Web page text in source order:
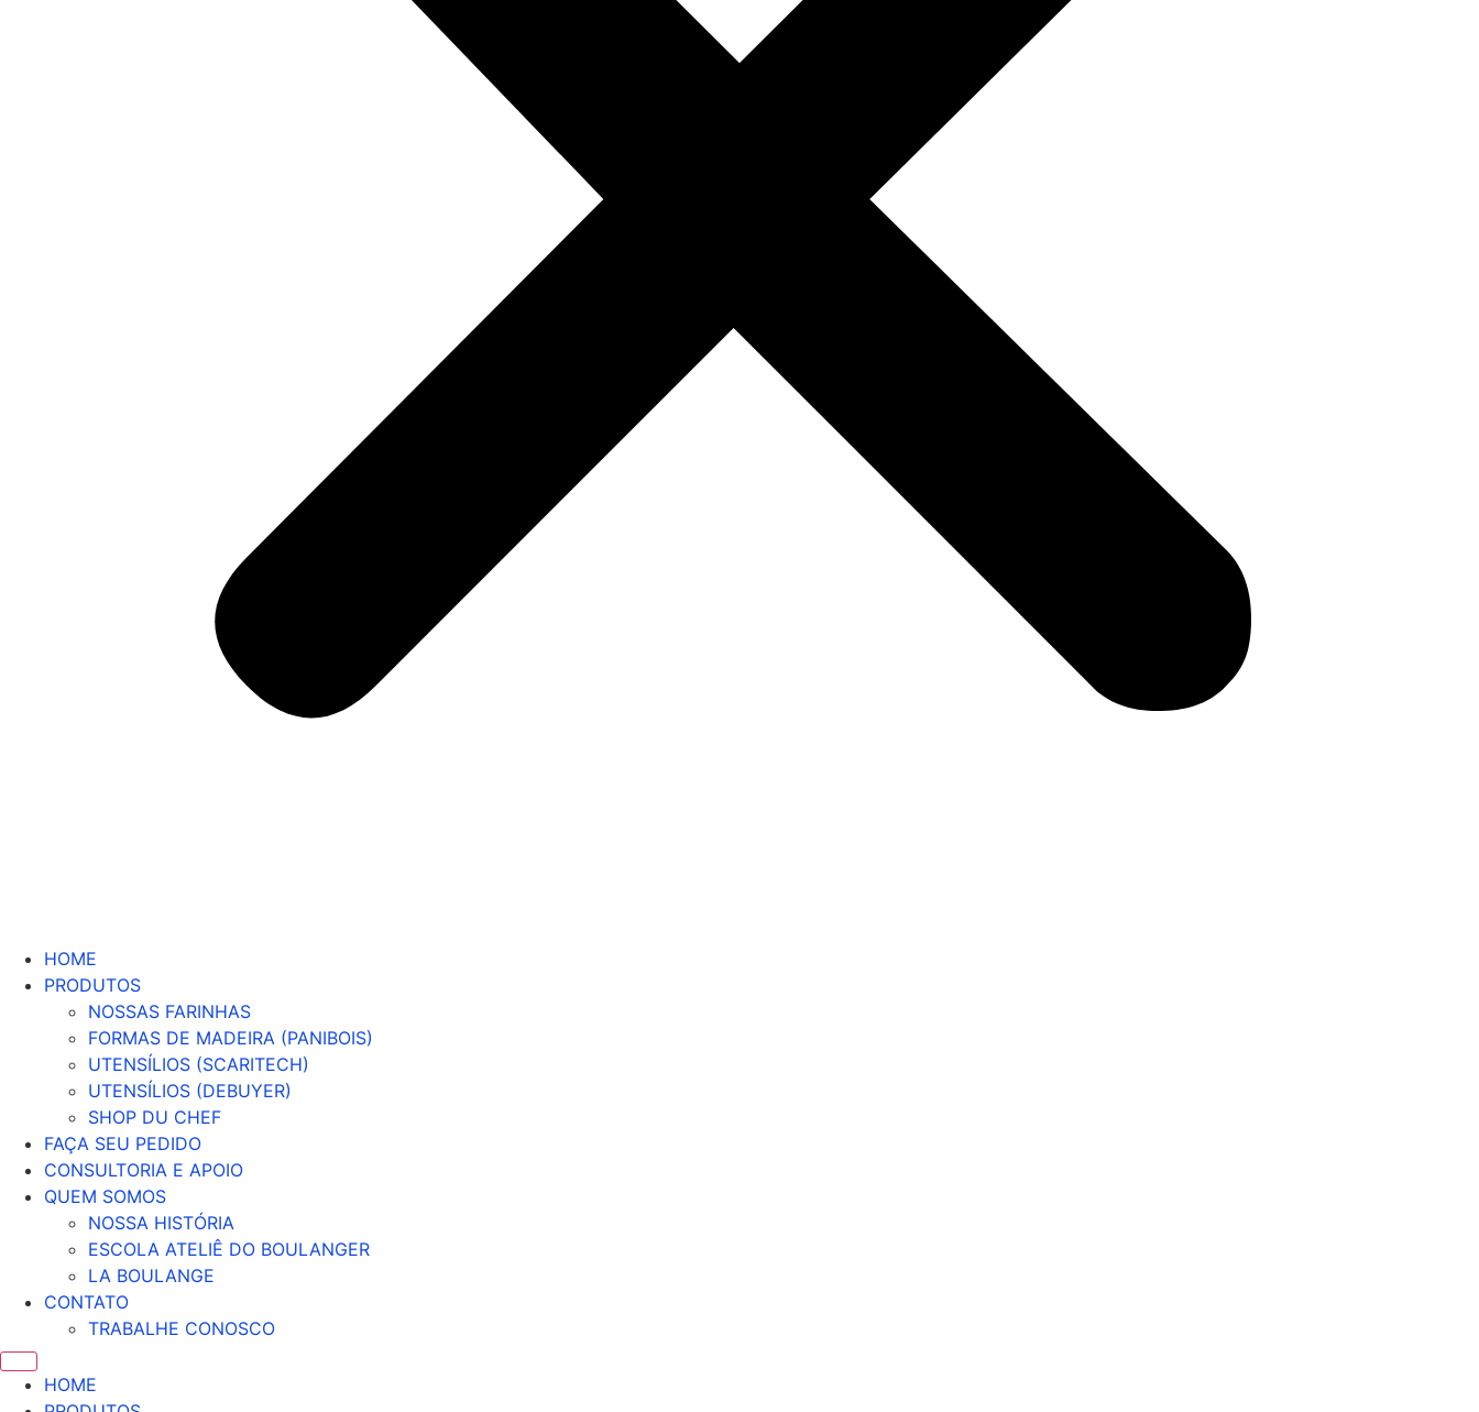
HOME
PRODUTOS
NOSSAS FARINHAS
FORMAS DE MADEIRA (PANIBOIS)
UTENSÍLIOS (SCARITECH)
UTENSÍLIOS (DEBUYER)
SHOP DU CHEF
FAÇA SEU PEDIDO
CONSULTORIA E APOIO
QUEM SOMOS
NOSSA HISTÓRIA
ESCOLA ATELIÊ DO BOULANGER
LA BOULANGE
CONTATO
TRABALHE CONOSCO
HOME